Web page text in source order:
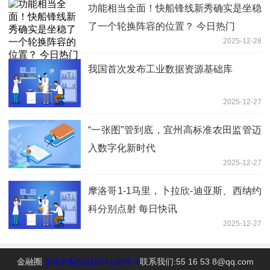
功能相当全面！快船锋线新秀确实是坐稳
了一个轮换阵容的位置？ 今日热门
2025-12-28
我国首次发布工业数据资源基础库
2025-12-27
“一张图”管到底，宜州高标准农田监管迈
入数字化新时代
2025-12-27
摩洛哥1-1马里，卜拉欣-迪亚斯、西纳约
科分别点射 每日快讯
2025-12-27
金融圈 京ICP备2021034106号-5联系我们:55 16 53 8@qq.com